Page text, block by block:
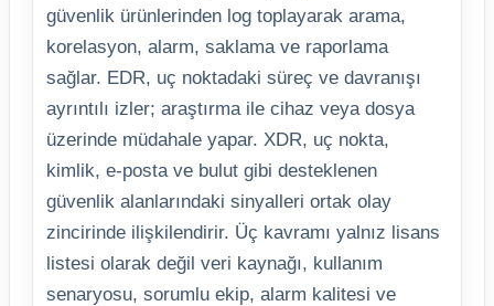
güvenlik ürünlerinden log toplayarak arama,
korelasyon, alarm, saklama ve raporlama
sağlar. EDR, uç noktadaki süreç ve davranışı
ayrıntılı izler; araştırma ile cihaz veya dosya
üzerinde müdahale yapar. XDR, uç nokta,
kimlik, e-posta ve bulut gibi desteklenen
güvenlik alanlarındaki sinyalleri ortak olay
zincirinde ilişkilendirir. Üç kavramı yalnız lisans
listesi olarak değil veri kaynağı, kullanım
senaryosu, sorumlu ekip, alarm kalitesi ve